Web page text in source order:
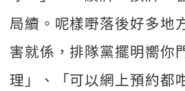
局續。呢樣嘢落後好多地
害就係，排隊黨擺明嚮你
理」、「可以網上預約都